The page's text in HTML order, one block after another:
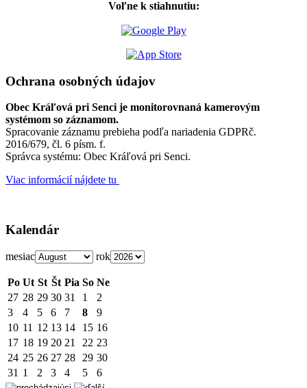
Voľne k stiahnutiu:
Ochrana osobných údajov
Obec Kráľová pri Senci je monitorovnaná kamerovým
systémom so záznamom.
Spracovanie záznamu prebieha podľa nariadenia GDPRč.
2016/679, čl. 6 písm. f.
Správca systému: Obec Kráľová pri Senci.
Viac informácií nájdete tu
Kalendár
mesiac rok
Po Ut St Št Pia So Ne
27 28 29 30 31 1
2
3
4 5 6 7 8
9
10 11 12 13 14 15 16
17 18 19 20 21 22 23
24 25 26 27 28 29 30
31 1 2 3 4 5 6